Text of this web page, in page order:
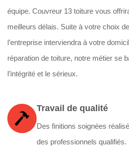
équipe. Couvreur 13 toiture vous
meilleurs délais. Suite à votre choix
l’entreprise interviendra à votre
réparation de toiture, notre métier se
l’intégrité et le sérieux.
Travail de qualité
Des finitions soignées
des professionnels qualifiés.